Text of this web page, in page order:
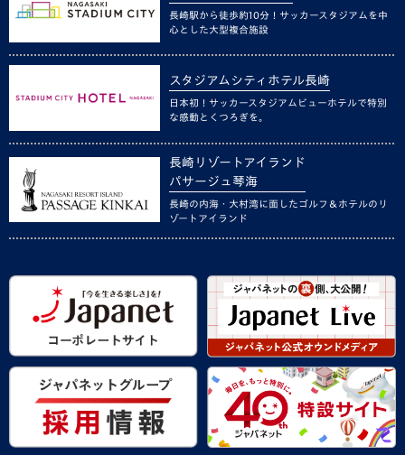
長崎駅から徒歩約10分！サッカースタジアムを中
心とした大型複合施設
スタジアムシティホテル長崎
日本初！サッカースタジアムビューホテルで特別
な感動とくつろぎを。
長崎リゾートアイランド
パサージュ琴海
長崎の内海・大村湾に面したゴルフ＆ホテルのリ
ゾートアイランド